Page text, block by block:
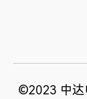
©2023 中达